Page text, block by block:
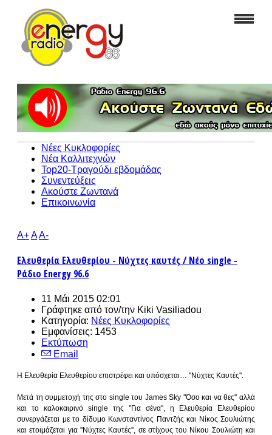
Νέες Κυκλοφορίες
Νέα Καλλιτεχνών
Top20-Τραγούδι εβδομάδας
Συνεντεύξεις
Ακούστε Ζωντανά
Επικοινωνία
A+AA-
Ελευθερία Ελευθερίου - Νύχτες καυτές / Νέο single -
Ράδιο Energy 96.6
11 Μάι 2015 02:01
Γράφτηκε από τον/την Kiki Vasiliadou
Κατηγορία: Νέες Κυκλοφορίες
Εμφανίσεις: 1453
Εκτύπωση
Email
Η Ελευθερία Ελευθερίου επιστρέφει και υπόσχεται… ''Νύχτες Καυτές''.
Μετά τη συμμετοχή της στο single του James Sky ''Όσο και να θες'' αλλά
και το καλοκαιρινό single της ''Για σένα'', η Ελευθερία Ελευθερίου
συνεργάζεται με το δίδυμο Κωνσταντίνος Παντζής και Νίκος Σουλιώτης
και ετοιμάζεται για ''Νύχτες Καυτές'', σε στίχους του Νίκου Σουλιώτη και